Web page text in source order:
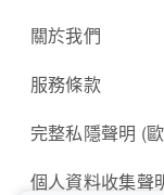
關於我們
服務條款
完整私隱聲明 (
個人資料收集聲